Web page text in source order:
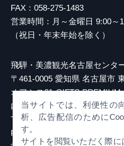
FAX：058-275-1483
営業時間：月～金曜日 9:00～
（祝日・年末年始を除く）
飛騨・美濃観光名古屋センタ
〒461-0005 愛知県 名古屋市
オアシス21 GIFTS
内
TEL：052-253-6185
FAX：052-253-6186
当サイトでは、利便性の
析、広告配信のために
す。
サイトを閲覧いただく際に